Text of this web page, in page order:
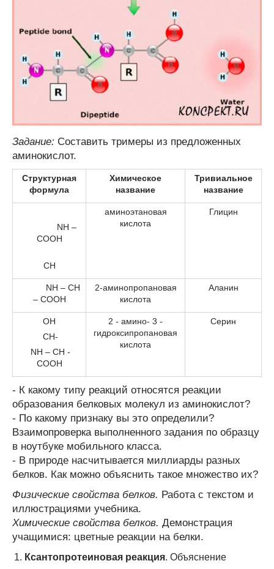
Задание: Составить тримеры из предложенных
аминокислот.
Структурная
формула
Химическое
название
Тривиальное
название
NH –
COOH
CН
аминоэтановая
кислота
Глицин
NH – CH
– COOH
2-аминопропановая
кислота
Аланин
OH
CH-
NH – CH -
COOH
2 - амино- 3 -
гидроксипропановая
кислота
Серин
- К какому типу реакций относятся реакции
образования белковых молекул из аминокислот?
- По какому признаку вы это определили?
Взаимопроверка выполненного задания по образцу
в ноутбуке мобильного класса.
- В природе насчитывается миллиарды разных
белков. Как можно объяснить такое множество их?
Физические свойства белков. Работа с текстом и
иллюстрациями учебника.
Химические свойства белков. Демонстрация
учащимися: цветные реакции на белки.
Ксантопротеиновая реакция. Объяснение